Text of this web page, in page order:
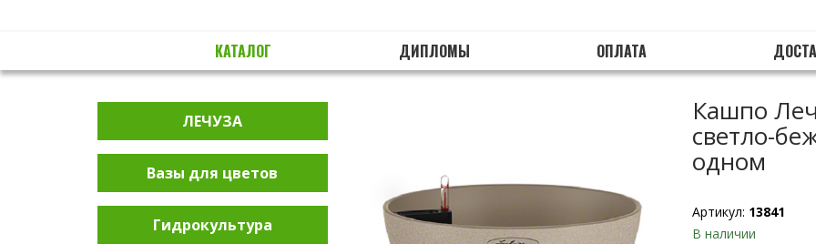
КАТАЛОГ ДИПЛОМЫ ОПЛАТА
ЛЕЧУЗА
Вазы для цветов
Гидрокультура
Кашпо
светло-
одном
Артикул: 13841
В наличии